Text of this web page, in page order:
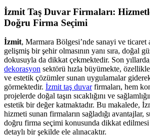
İzmit Taş Duvar Firmaları:
Doğru Firma Seçimi
İzmit, Marmara Bölgesi’nde sanayi ve ticaret
gelişmiş bir şehir olmasının yanı sıra, doğal
dokusuyla da dikkat çekmektedir. Son
dekorasyon sektörü hızla büyümekte, özellikle
ve estetik çözümler sunan uygulamalar
görmektedir. İzmit taş duvarfirmaları, hem
projelerde doğal taşın sıcaklığını ve
estetik bir değer katmaktadır. Bu makalede,
hizmeti sunan firmaların sağladığı avantajlar,
doğru firma seçimi konusunda dikkat
detaylı bir şekilde ele alınacaktır.